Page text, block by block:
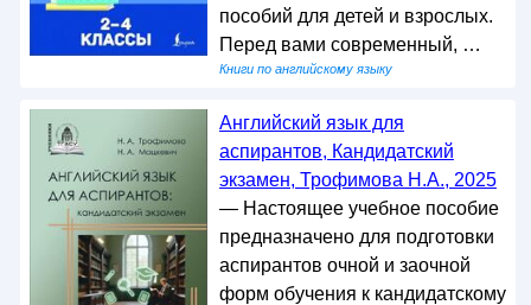
пособий для детей и взрослых.
Перед вами современный, …
Книги по английскому языку
Английский язык для
аспирантов, Кандидатский
экзамен, Трофимова Н.А., 2025
— Настоящее учебное пособие
предназначено для подготовки
аспирантов очной и заочной
форм обучения к кандидатскому